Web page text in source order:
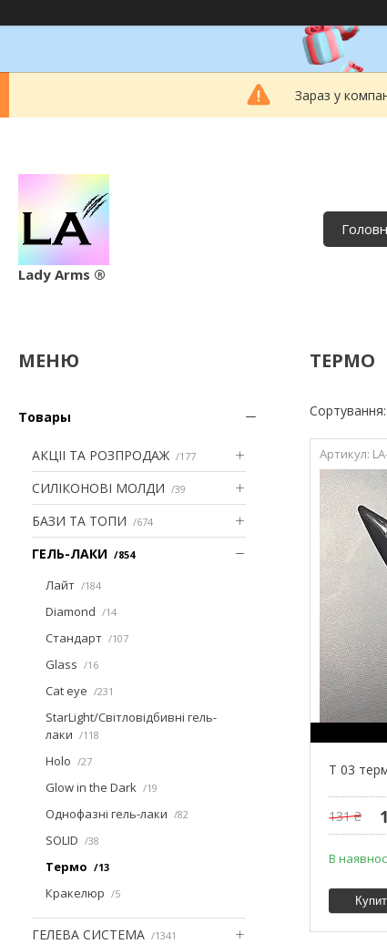
Зараз у
Lady Arms ®
Товары
АКЦІІ ТА РОЗПРОДАЖ 177
СИЛІКОНОВІ МОЛДИ 39
БАЗИ ТА ТОПИ 674
ГЕЛЬ-ЛАКИ 854
Лайт 184
Diamond 14
Стандарт 107
Glass 16
Cat eye 231
StarLight/Світловідбивні гель-
лаки
118
Holo 27
Glow in the Dark 19
Однофазні гель-лаки 82
SOLID 38
Термо 13
Кракелюр 5
ГЕЛЕВА СИСТЕМА 1341
ТЕРМО
T 03
131 ₴
В